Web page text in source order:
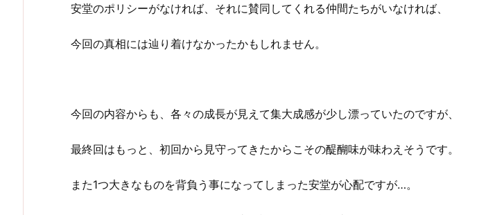
安堂のポリシーがなければ、それに賛同してくれる仲間たちがいなければ、
今回の真相には辿り着けなかったかもしれません。
今回の内容からも、各々の成長が見えて集大成感が少し漂っていたのですが、
最終回はもっと、初回から見守ってきたからこその醍醐味が味わえそうです。
また1つ大きなものを背負う事になってしまった安堂が心配ですが…。